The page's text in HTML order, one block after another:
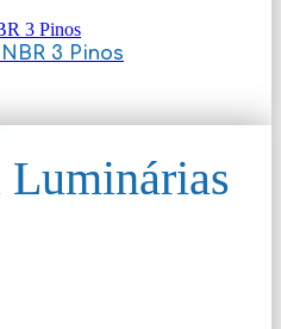
3 Pinos
Luminárias